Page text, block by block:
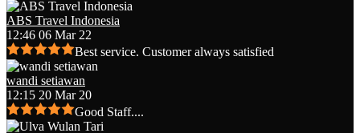
ABS Travel Indonesia
12:46 06 Mar 22
Best service. Customer always satisfied
wandi setiawan
12:15 20 Mar 20
Good Staff....